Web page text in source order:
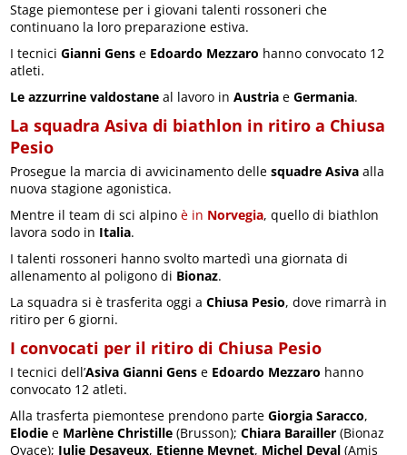
Stage piemontese per i giovani talenti rossoneri che
continuano la loro preparazione estiva.
I tecniciGianni Gens e Edoardo Mezzaro hanno convocato 12
atleti.
Le azzurrine valdostane al lavoro inAustria eGermania.
La squadra Asiva di biathlon in ritiro a Chiusa
Pesio
Prosegue la marcia di avvicinamento dellesquadre Asiva alla
nuova stagione agonistica.
Mentre il team di sci alpinoè in Norvegia, quello di biathlon
lavora sodo in Italia.
I talenti rossoneri hanno svolto martedì una giornata di
allenamento al poligono di Bionaz.
La squadra si è trasferita oggi aChiusa Pesio, dove rimarrà in
ritiro per 6 giorni.
I convocati per il ritiro di Chiusa Pesio
I tecnici dell’Asiva Gianni Gens e Edoardo Mezzaro hanno
convocato 12 atleti.
Alla trasferta piemontese prendono parteGiorgia Saracco,
Elodie e Marlène Christille (Brusson);Chiara Barailler (Bionaz
Oyace); Julie Desayeux, Etienne Meynet, Michel Deval (Amis